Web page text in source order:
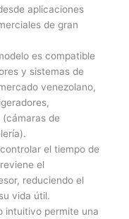
aplicaciones
de gran
es compatible
y sistemas de
venezolano,
de
el tiempo de
el
reduciendo el
vida útil.
intuitivo permite una